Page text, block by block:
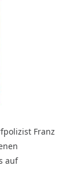
Franz
auf